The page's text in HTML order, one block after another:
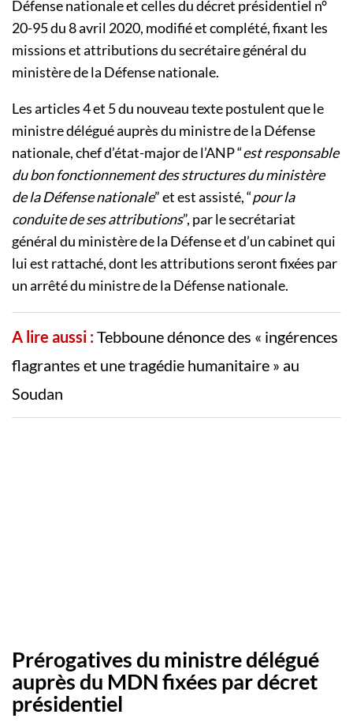
Défense nationale et celles du décret présidentiel n°
20-95 du 8 avril 2020, modifié et complété, fixant les
missions et attributions du secrétaire général du
ministère de la Défense nationale.
Les articles 4 et 5 du nouveau texte postulent que le
ministre délégué auprès du ministre de la Défense
nationale, chef d’état-major de l’ANP “est responsable
du bon fonctionnement des structures du ministère
de la Défense nationale” et est assisté, “pour la
conduite de ses attributions”, par le secrétariat
général du ministère de la Défense et d’un cabinet qui
lui est rattaché, dont les attributions seront fixées par
un arrêté du ministre de la Défense nationale.
A lire aussi :Tebboune dénonce des « ingérences
flagrantes et une tragédie humanitaire » au
Soudan
Prérogatives du ministre délégué
auprès du MDN fixées par décret
présidentiel